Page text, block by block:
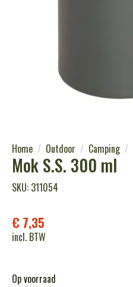
Home Outdoor Camping
Mok S.S. 300 ml
SKU: 311054
€ 7,35
incl. BTW
Op voorraad